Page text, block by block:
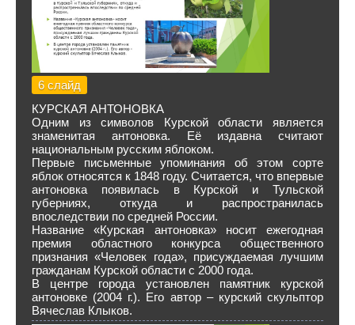
6 слайд
КУРСКАЯ АНТОНОВКА
Одним из символов Курской области является
знаменитая антоновка. Её издавна считают
национальным русским яблоком.
Первые письменные упоминания об этом сорте
яблок относятся к 1848 году. Считается, что впервые
антоновка появилась в Курской и Тульской
губерниях, откуда и распространилась
впоследствии по средней России.
Название «Курская антоновка» носит ежегодная
премия областного конкурса общественного
признания «Человек года», присуждаемая лучшим
гражданам Курской области с 2000 года.
В центре города установлен памятник курской
антоновке (2004 г.). Его автор – курский скульптор
Вячеслав Клыков.